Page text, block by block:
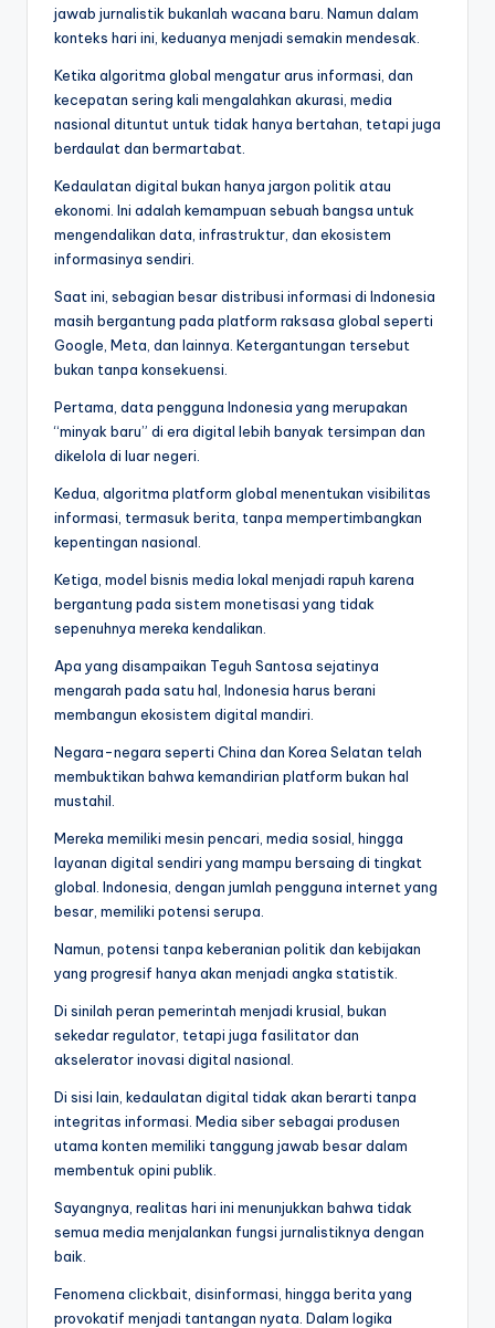
jawab jurnalistik bukanlah wacana baru. Namun dalam
konteks hari ini, keduanya menjadi semakin mendesak.
Ketika algoritma global mengatur arus informasi, dan
kecepatan sering kali mengalahkan akurasi, media
nasional dituntut untuk tidak hanya bertahan, tetapi juga
berdaulat dan bermartabat.
Kedaulatan digital bukan hanya jargon politik atau
ekonomi. Ini adalah kemampuan sebuah bangsa untuk
mengendalikan data, infrastruktur, dan ekosistem
informasinya sendiri.
Saat ini, sebagian besar distribusi informasi di Indonesia
masih bergantung pada platform raksasa global seperti
Google, Meta, dan lainnya. Ketergantungan tersebut
bukan tanpa konsekuensi.
Pertama, data pengguna Indonesia yang merupakan
“minyak baru” di era digital lebih banyak tersimpan dan
dikelola di luar negeri.
Kedua, algoritma platform global menentukan visibilitas
informasi, termasuk berita, tanpa mempertimbangkan
kepentingan nasional.
Ketiga, model bisnis media lokal menjadi rapuh karena
bergantung pada sistem monetisasi yang tidak
sepenuhnya mereka kendalikan.
Apa yang disampaikan Teguh Santosa sejatinya
mengarah pada satu hal, Indonesia harus berani
membangun ekosistem digital mandiri.
Negara-negara seperti China dan Korea Selatan telah
membuktikan bahwa kemandirian platform bukan hal
mustahil.
Mereka memiliki mesin pencari, media sosial, hingga
layanan digital sendiri yang mampu bersaing di tingkat
global. Indonesia, dengan jumlah pengguna internet yang
besar, memiliki potensi serupa.
Namun, potensi tanpa keberanian politik dan kebijakan
yang progresif hanya akan menjadi angka statistik.
Di sinilah peran pemerintah menjadi krusial, bukan
sekedar regulator, tetapi juga fasilitator dan
akselerator inovasi digital nasional.
Di sisi lain, kedaulatan digital tidak akan berarti tanpa
integritas informasi. Media siber sebagai produsen
utama konten memiliki tanggung jawab besar dalam
membentuk opini publik.
Sayangnya, realitas hari ini menunjukkan bahwa tidak
semua media menjalankan fungsi jurnalistiknya dengan
baik.
Fenomena clickbait, disinformasi, hingga berita yang
provokatif menjadi tantangan nyata. Dalam logika